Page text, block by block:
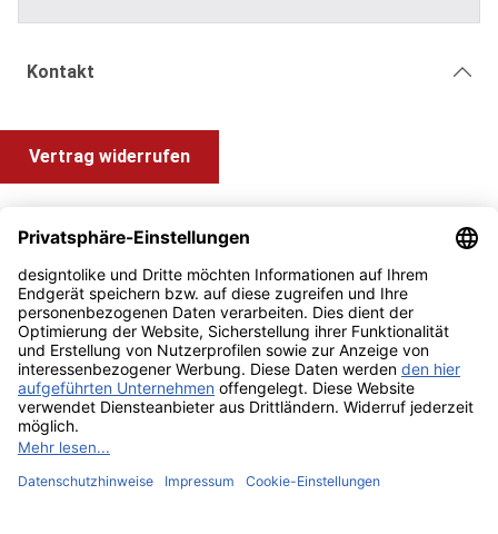
Kontakt
Vertrag widerrufen
Information und Impressum
Zahlung & Versand
Impressum AGB